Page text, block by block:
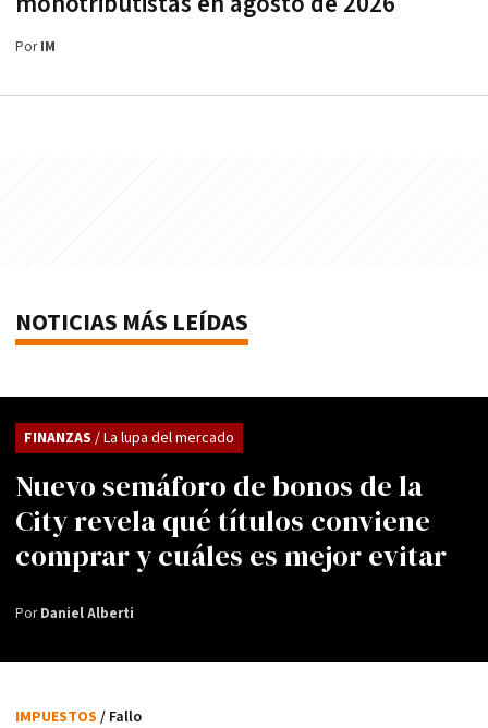
PorIM
NOTICIAS MÁS LEÍDAS
Nuevo semáforo de bonos de la
City revela qué títulos conviene
comprar y cuáles es mejor evitar
FINANZAS / La lupa del mercado
PorDaniel Alberti
IMPUESTOS / Fallo